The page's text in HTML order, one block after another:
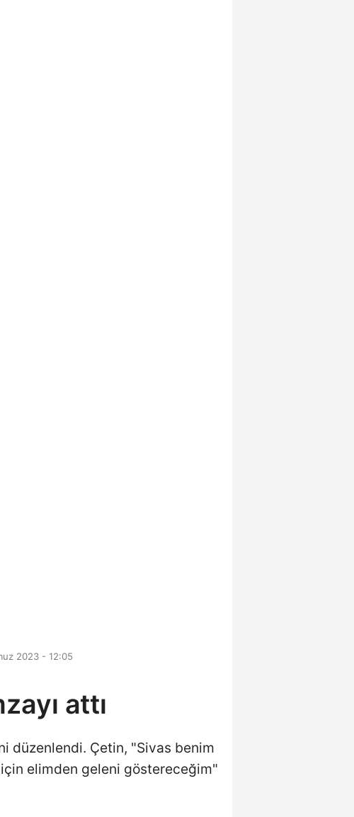
2023 - 12:05
attı
düzenlendi. Çetin, "Sivas benim
elimden geleni göstereceğim"